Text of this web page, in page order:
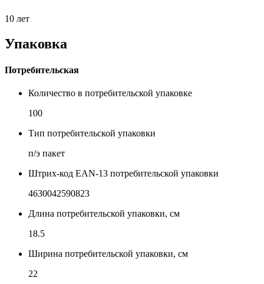
10 лет
Упаковка
Потребительская
Количество в потребительской упаковке
100
Тип потребительской упаковки
п/э пакет
Штрих-код EAN-13 потребительской упаковки
4630042590823
Длина потребительской упаковки, см
18.5
Ширина потребительской упаковки, см
22